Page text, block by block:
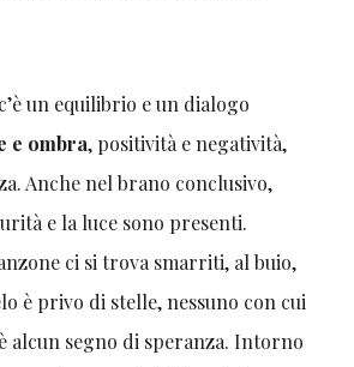
un equilibrio e un dialogo
e ombra, positività e negatività,
Anche nel brano conclusivo,
e la luce sono presenti.
ci si trova smarriti, al buio,
è privo di stelle, nessuno con cui
alcun segno di speranza. Intorno